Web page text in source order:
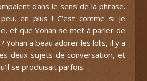
dans le sens de la phrase.
peu, en plus ! C’est comme si je
et que Yohan se met à parler de
Yohan a beau adorer les lolis, il y a
deux sujets de conversation, et
se produisait parfois.